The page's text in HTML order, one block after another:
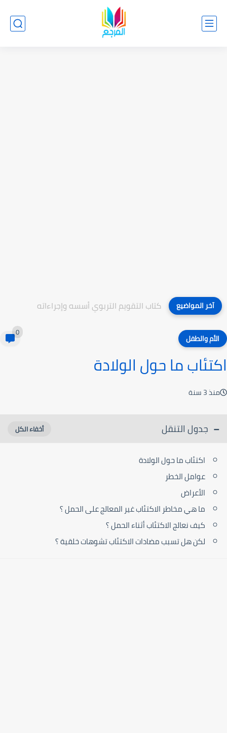
آخر المواضيع كتاب التقويم التربوي أسسه وإجراءاته
الأم والطفل 0
اكتئاب ما حول الولادة
منذ 3 سنة
جدول التنقل
اكتئاب ما حول الولادة
عوامل الخطر
الأعراض
ما هي مخاطر الاكتئاب غير المعالج على الحمل ؟
كيف نعالج الاكتئاب أثناء الحمل ؟
لكن هل تسبب مضادات الاكتئاب تشوهات خلقية ؟